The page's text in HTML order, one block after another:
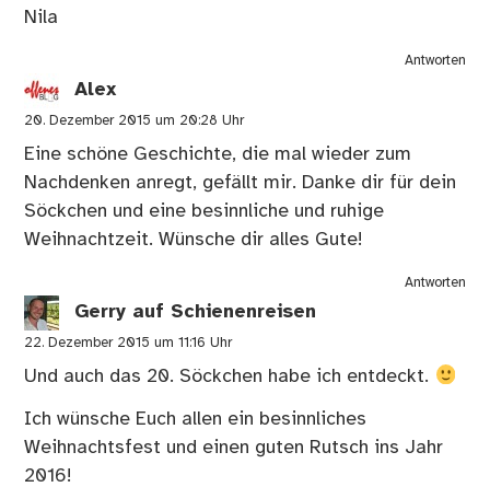
Nila
Antworten
Alex
20. Dezember 2015 um 20:28 Uhr
Eine schöne Geschichte, die mal wieder zum
Nachdenken anregt, gefällt mir. Danke dir für dein
Söckchen und eine besinnliche und ruhige
Weihnachtzeit. Wünsche dir alles Gute!
Antworten
Gerry auf Schienenreisen
22. Dezember 2015 um 11:16 Uhr
Und auch das 20. Söckchen habe ich entdeckt.
Ich wünsche Euch allen ein besinnliches
Weihnachtsfest und einen guten Rutsch ins Jahr
2016!